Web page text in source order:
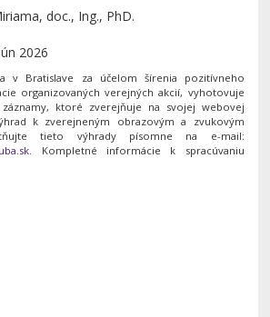
doc., Ing., PhD.
2026
v Bratislave za účelom šírenia pozitívneho
organizovaných verejných akcií, vyhotovuje
ktoré zverejňuje na svojej webovej
k zverejneným obrazovým a zvukovým
tieto výhrady písomne na e-mail:
. Kompletné informácie k spracúvaniu